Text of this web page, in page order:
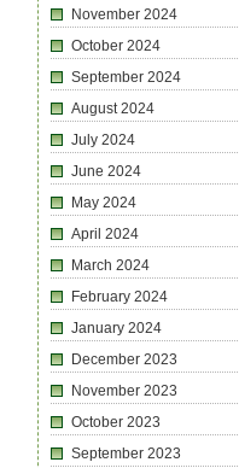
November 2024
October 2024
September 2024
August 2024
July 2024
June 2024
May 2024
April 2024
March 2024
February 2024
January 2024
December 2023
November 2023
October 2023
September 2023